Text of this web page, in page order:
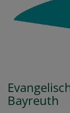
Bayreuth